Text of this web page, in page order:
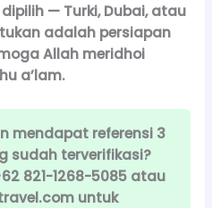
— Turki, Dubai, atau
adalah persiapan
Allah meridhoi
a’lam.
mendapat referensi 3
sudah terverifikasi?
821-1268-5085 atau
untuk